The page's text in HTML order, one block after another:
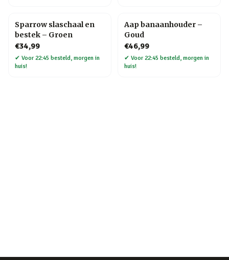
Sparrow slaschaal en
bestek – Groen
€34,99
✔ Voor 22:45 besteld, morgen in
huis!
Aap banaanhouder –
Goud
€46,99
✔ Voor 22:45 besteld, morgen in
huis!